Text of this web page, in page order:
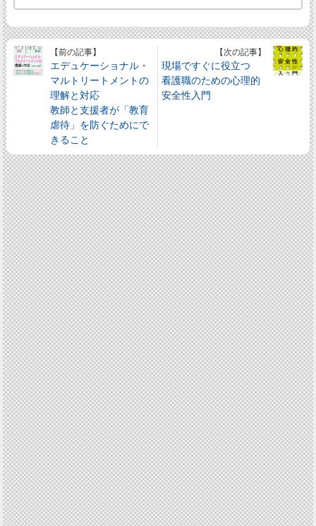
【前の記事】
エデュケーショナル・
マルトリートメントの
理解と対応
教師と支援者が「教育
虐待」を防ぐためにで
きること
【次の記事】
現場ですぐに役立つ
看護職のための心理的
安全性入門